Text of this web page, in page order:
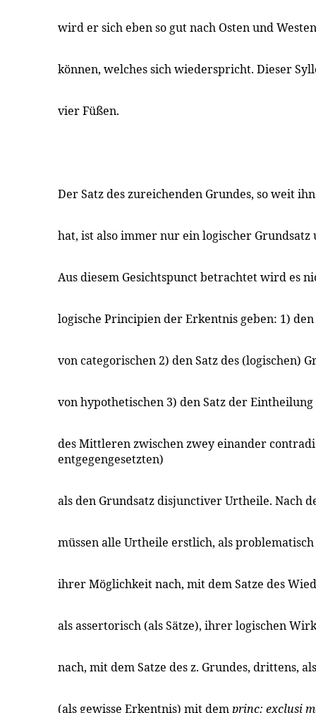
wird er sich eben so gut nach Osten und
können, welches sich wiederspricht. Dieser
vier Füßen.
Der Satz des zureichenden Grundes, so weit
hat, ist also immer nur ein logischer Grundsatz
Aus diesem Gesichtspunct betrachtet wird es
logische Principien der Erkentnis geben: 1)
von categorischen 2) den Satz des (logischen)
von hypothetischen 3) den Satz der
des Mittleren zwischen zwey einander
entgegengesetzten)
als den Grundsatz disjunctiver Urtheile. Nach
müssen alle Urtheile erstlich, als
ihrer Möglichkeit nach, mit dem Satze des
als assertorisch (als Sätze), ihrer logischen
nach, mit dem Satze des z. Grundes, drittens,
(als gewisse Erkentnis) mit demprinc: exclusi